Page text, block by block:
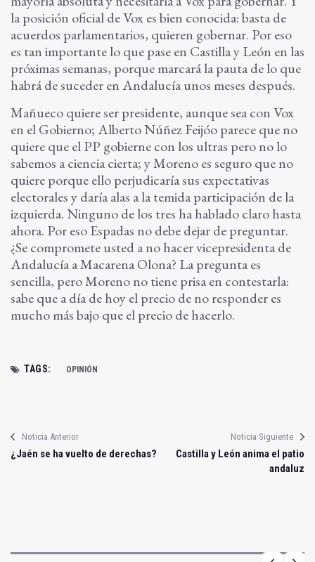
la posición oficial de Vox es bien conocida: basta de
acuerdos parlamentarios, quieren gobernar. Por eso
es tan importante lo que pase en Castilla y León en las
próximas semanas, porque marcará la pauta de lo que
habrá de suceder en Andalucía unos meses después.
Mañueco quiere ser presidente, aunque sea con Vox
en el Gobierno; Alberto Núñez Feijóo parece que no
quiere que el PP gobierne con los ultras pero no lo
sabemos a ciencia cierta; y Moreno es seguro que no
quiere porque ello perjudicaría sus expectativas
electorales y daría alas a la temida participación de la
izquierda. Ninguno de los tres ha hablado claro hasta
ahora. Por eso Espadas no debe dejar de preguntar.
¿Se compromete usted a no hacer vicepresidenta de
Andalucía a Macarena Olona? La pregunta es
sencilla, pero Moreno no tiene prisa en contestarla:
sabe que a día de hoy el precio de no responder es
mucho más bajo que el precio de hacerlo.
TAGS: OPINIÓN
Noticia Anterior
¿Jaén se ha vuelto de derechas?
Noticia Siguiente
Castilla y León anima el patio
andaluz